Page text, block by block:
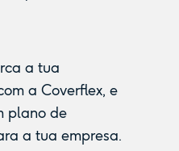
a tua
a Coverflex, e
plano de
a tua empresa.